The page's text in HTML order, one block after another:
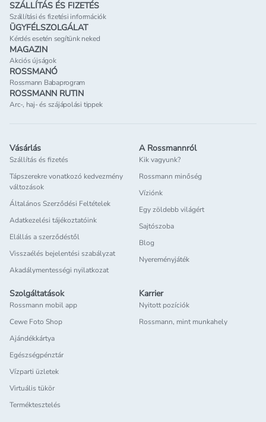
SZÁLLÍTÁS ÉS FIZETÉS
Szállítási és fizetési információk
ÜGYFÉLSZOLGÁLAT
Kérdés esetén segítünk neked
MAGAZIN
Akciós újságok
ROSSMANÓ
Rossmann Babaprogram
ROSSMANN RUTIN
Arc-, haj- és szájápolási tippek
Vásárlás
Szállítás és fizetés
Tápszerekre vonatkozó kedvezmény
változások
Általános Szerződési Feltételek
Adatkezelési tájékoztatóink
Elállás a szerződéstől
Visszaélés bejelentési szabályzat
Akadálymentességi nyilatkozat
A Rossmannról
Kik vagyunk?
Rossmann minőség
Víziónk
Egy zöldebb világért
Sajtószoba
Blog
Nyereményjáték
Szolgáltatások
Rossmann mobil app
Cewe Foto Shop
Ajándékkártya
Egészségpénztár
Vízparti üzletek
Virtuális tükör
Terméktesztelés
Karrier
Nyitott pozíciók
Rossmann, mint munkahely